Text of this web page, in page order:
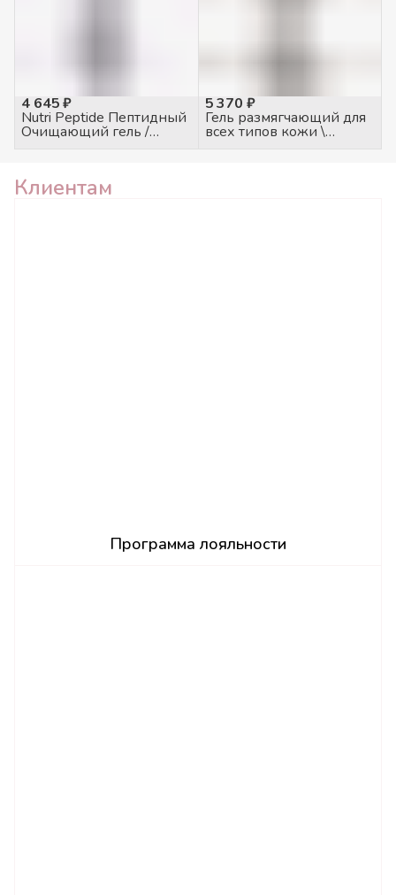
4 645 ₽
Nutri Peptide Пептидный
Очищающий гель /
5 370 ₽
Гель размягчающий для
всех типов кожи \
Клиентам
Программа лояльности